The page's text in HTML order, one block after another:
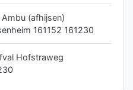
(afhijsen)
161152 161230
Hofstraweg